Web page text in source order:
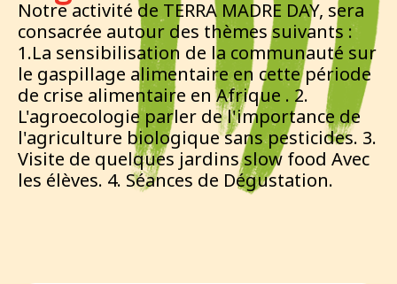
Notre activité de TERRA MADRE DAY, sera
consacrée autour des thèmes suivants :
1.La sensibilisation de la communauté sur
le gaspillage alimentaire en cette période
de crise alimentaire en Afrique . 2.
L'agroecologie parler de l'importance de
l'agriculture biologique sans pesticides. 3.
Visite de quelques jardins slow food Avec
les élèves. 4. Séances de Dégustation.